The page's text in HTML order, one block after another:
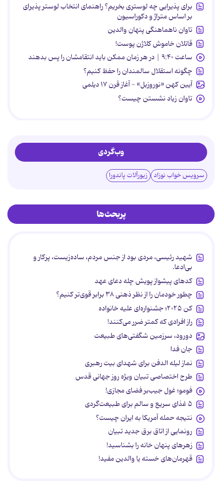
برای پذیرایی چه لوستری بخریم؟ راهنمای انتخاب لوستر پذیرای
بر اساس متراژ و دکوراسیون
تاوان ناهماهنگی پنهان والدین
قاتلان خاموش کلاژن پوست!
ساعت ۹:۴۰ | در هر زمان ممکن باید انتقامشان را پس بدهند
چگونه استقلال سالمندان را حفظ کنیم؟
آیین کهن «نوروزبل» - آغاز قرن ۱۷ دیلمی
تاوان زیاد نشستن چیست؟
وب‌گردی
سرویس خواب نوزاد زیورآلات پاندورا
پربحث‌ها
شهید رئیسی، مردی بود از جنس مردم، ساده‌زیست، پرکار و
بی‌ادعا.
کدهای پیشواز پویش چله دعای عهد
چطور خودمان را از نظر ذهنی ۳۸ برابر قوی‌تر کنیم؟
کن ۲۰۲۵؛ جشنواره‌ای علیه خانواده
راز افرادی که کمتر ضرر می‌کنند!
دورود، سرزمین شگفتی‌های طبیعت
جان فدا
نماز لیله الدفن برای شهدای بیت رهبری
طرح اختصاصی تبیان ویژه روز جهانی قدس
فومو؛ غول جیب‌بر فضای مجازی!
۵ غذای سریع و سالم برای طبیعت‌گردی
نتیجه حمله آمریکا به ایران چیست؟
رونمایی از اتاق برق جدید تبیان
زهرهای پنهان خانه را بشناسید!
قهرمان‌های خسته یا والدین مفید!